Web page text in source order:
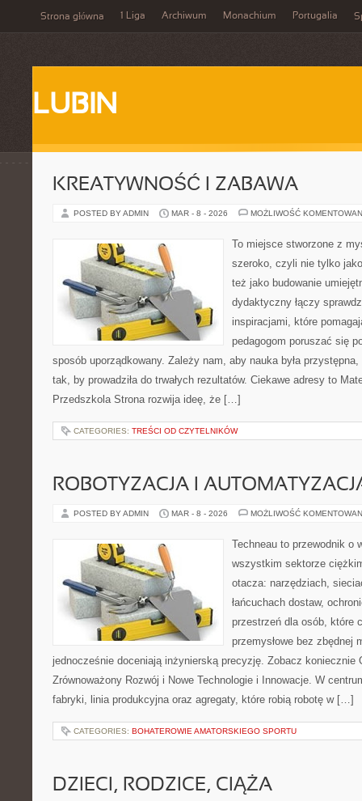
Strona główna 1 Liga Archiwum Monachium Portugalia
LUBIN
KREATYWNOŚĆ I ZABAWA
POSTED BY ADMIN MAR - 8 - 2026 MOŻLIWOŚĆ
To miejsce stworzone z
szeroko, czyli nie tylko
też jako budowanie
dydaktyczny łączy
inspiracjami, które
pedagogom poruszać się
sposób uporządkowany. Zależy nam, aby nauka była
tak, by prowadziła do trwałych rezultatów. Ciekawe adresy to
Przedszkola Strona rozwija ideę, że […]
CATEGORIES: TREŚCI OD CZYTELNIKÓW
ROBOTYZACJA I
POSTED BY ADMIN MAR - 8 - 2026 MOŻLIWOŚĆ
Techneau to przewodnik o
wszystkim sektorze
otacza: narzędziach,
łańcuchach dostaw,
przestrzeń dla osób, które
przemysłowe bez zbędnej
jednocześnie doceniają inżynierską precyzję. Zobacz koniecznie
Zrównoważony Rozwój i Nowe Technologie i Innowacje. W
fabryki, linia produkcyjna oraz agregaty, które robią robotę w […]
CATEGORIES: BOHATEROWIE AMATORSKIEGO SPORTU
DZIECI, RODZICE, CIĄŻA